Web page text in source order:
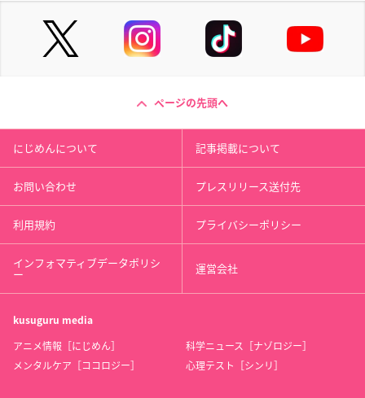
ページの先頭へ
にじめんについて 記事掲載について
お問い合わせ プレスリリース送付先
利用規約 プライバシーポリシー
インフォマティブデータポリシ
ー 運営会社
kusuguru media
アニメ情報［にじめん］
科学ニュース［ナゾロジー］
メンタルケア［ココロジー］
心理テスト［シンリ］